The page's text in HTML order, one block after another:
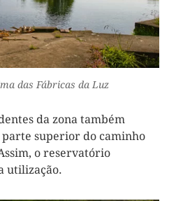
das Fábricas da Luz
da zona também
superior do caminho
o reservatório
utilização.